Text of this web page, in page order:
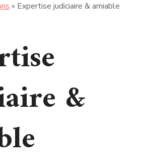
» Expertise judiciaire & amiable
&